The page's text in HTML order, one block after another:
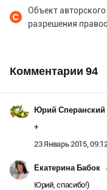
Объект
разрешения
Комментарии 94
Юрий Сперанский
+
23 Январь 2015,
Екатерина Бабок
Юрий, спасибо!)